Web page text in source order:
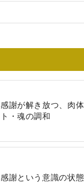
感謝が解き放つ、肉
ト・魂の調和
感謝という意識の状態